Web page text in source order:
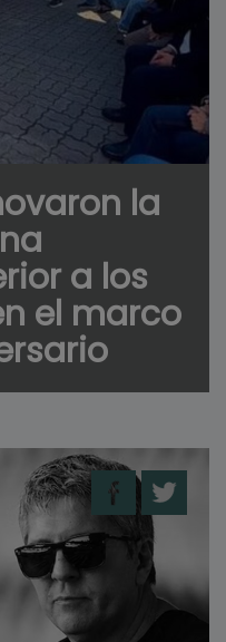
la
a los
el marco